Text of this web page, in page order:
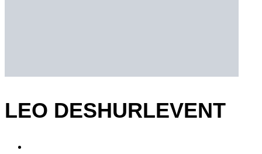
LEO DESHURLEVENT